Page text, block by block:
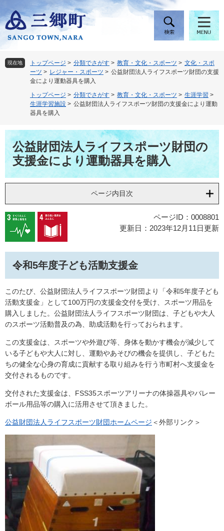
ー
ジ
頭
で
ニ
ュ
飛
ば
現在地 トップページ > 分類でさがす > 教育・文化・スポーツ > 文化・スポ
ーツ > レジャー・スポーツ > 公益財団法人ライフスポーツ財団の支援
金により運動器具を購入
トップページ > 分類でさがす > 教育・文化・スポーツ > 生涯学習 >
生涯学習施設 > 公益財団法人ライフスポーツ財団の支援金により運動
器具を購入
公益財団法人ライフスポーツ財団の
支援金により運動器具を購入
ページ内目次
ページID：0008801
更新日：2023年12月11日更新
令和5年度子ども活動支援金
このたび、公益財団法人ライフスポーツ財団より「令和5年度子ども
活動支援金」として100万円の支援金交付を受け、スポーツ用品を
購入しました。公益財団法人ライフスポーツ財団は、子どもや大人
のスポーツ活動普及の為、助成活動を行っておられます。
この支援金は、スポーツや外遊び等、身体を動かす機会が減少して
いる子どもや大人に対し、運動やあそびの機会を提供し、子どもた
ちの健全な心身の育成に貢献する取り組みを行う市町村へ支援金を
交付されるものです。
交付された支援金は、FSS35スポーツアリーナの体操器具やバレー
ボール用品等の購入に活用させて頂きました。
公益財団法人ライフスポーツ財団ホームページ ＜外部リンク＞